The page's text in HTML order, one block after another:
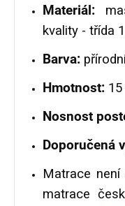
Materiál:
kvality - třída
Barva:
Hmotnost:
Nosnost
Doporučená
Matrace
matrace